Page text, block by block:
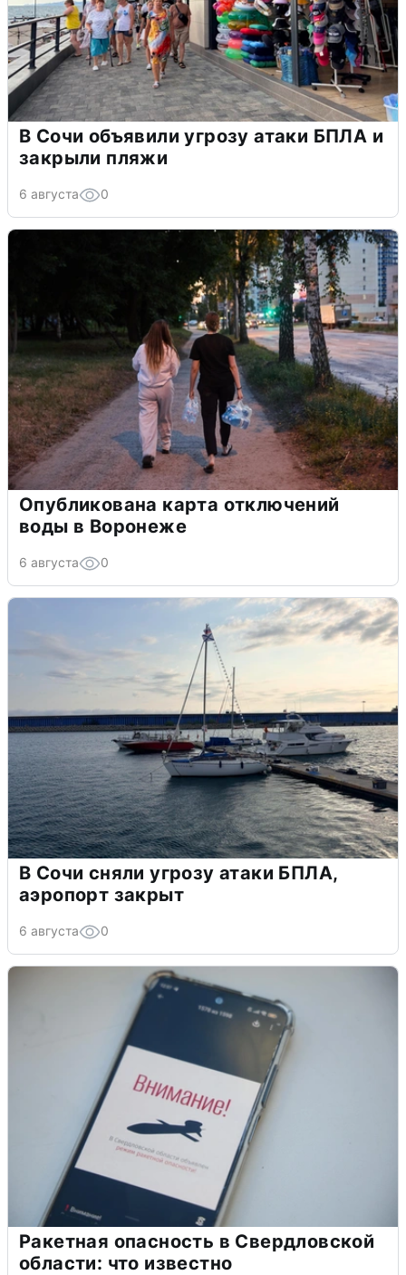
В Сочи объявили угрозу атаки БПЛА и
закрыли пляжи
6 августа 0
Опубликована карта отключений
воды в Воронеже
6 августа 0
В Сочи сняли угрозу атаки БПЛА,
аэропорт закрыт
6 августа 0
Ракетная опасность в Свердловской
области: что известно